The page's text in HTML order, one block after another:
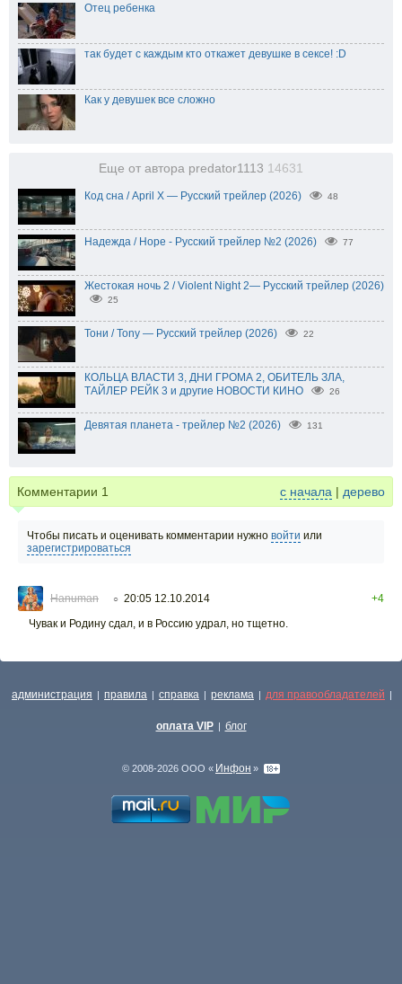
Отец ребенка
так будет с каждым кто откажет девушке в сексе! :D
Как у девушек все сложно
Еще от автора predator1113 14631
Код сна / April X — Русский трейлер (2026) 48
Надежда / Hope - Русский трейлер №2 (2026) 77
Жестокая ночь 2 / Violent Night 2— Русский трейлер (2026)
25
Тони / Tony — Русский трейлер (2026) 22
КОЛЬЦА ВЛАСТИ 3, ДНИ ГРОМА 2, ОБИТЕЛЬ ЗЛА,
ТАЙЛЕР РЕЙК 3 и другие НОВОСТИ КИНО
26
Девятая планета - трейлер №2 (2026) 131
Комментарии 1 с начала | дерево
Чтобы писать и оценивать комментарии нужно войти или
зарегистрироваться
Hanuman ○ 20:05 12.10.2014
+4
Чувак и Родину сдал, и в Россию удрал, но тщетно.
администрация | правила | справка | реклама | для правообладателей |
оплата VIP | блог
© 2008-2026 ООО « Инфон »